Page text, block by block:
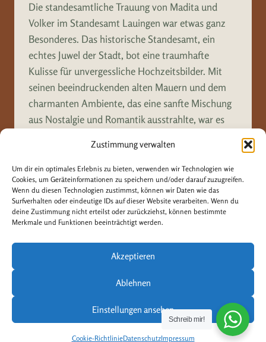
Zustimmung verwalten
Um dir ein optimales Erlebnis zu bieten, verwenden wir Technologien wie
Cookies, um Geräteinformationen zu speichern und/oder darauf zuzugreifen.
Wenn du diesen Technologien zustimmst, können wir Daten wie das
Surfverhalten oder eindeutige IDs auf dieser Website verarbeiten. Wenn du
deine Zustimmung nicht erteilst oder zurückziehst, können bestimmte
Merkmale und Funktionen beeinträchtigt werden.
Akzeptieren
Ablehnen
Einstellungen ansehen
Cookie-RichtlinieDatenschutzImpressum
Die standesamtliche Trauung von Madita und
Volker im Standesamt Lauingen war etwas ganz
Besonderes. Das historische Standesamt, ein
echtes Juwel der Stadt, bot eine traumhafte
Kulisse für unvergessliche Hochzeitsbilder. Mit
seinen beeindruckenden alten Mauern und dem
charmanten Ambiente, das eine sanfte Mischung
aus Nostalgie und Romantik ausstrahlte, war es
LAUINGEN
HOCHZEIT
© 2026 Löffler Design & Photography
Impressum
Schreib mir!